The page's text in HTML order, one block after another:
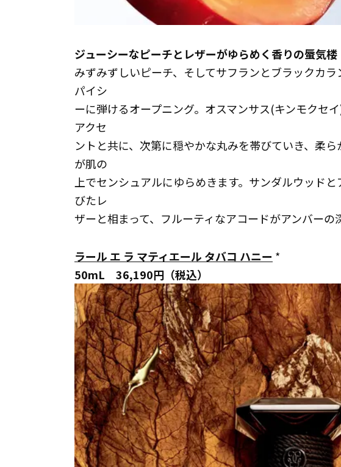
ジューシーなピーチとレザーがゆらめく香りの蜃気楼
みずみずしいピーチ、そしてサフランとブラックカ
パイシ
ーに弾けるオープニング。オスマンサス(キンモクセ
アクセ
ントと共に、次第に穏やかな丸みを帯びていき、柔
が肌の
上でセンシュアルにゆらめきます。サンダルウッド
びたレ
ザーと相まって、フルーティなアコードがアンバーの
ラール エ ラ マティエール タバコ ハニー *
50mL 36,190円（税込）